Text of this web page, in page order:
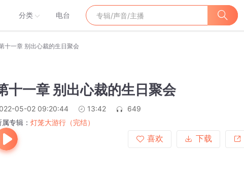
分类 电台
十一章 别出心裁的生日聚会
十一章 别出心裁的生日聚会
05-02 09:20:44 13:42
649
属专辑： 灯笼大游行（完结）
喜欢
下载